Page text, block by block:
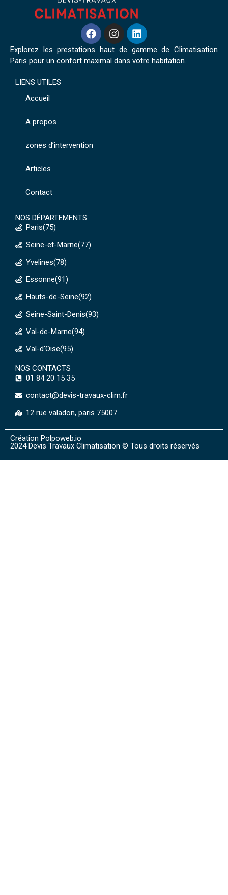
Explorez les prestations haut de gamme de Climatisation
Paris pour un confort maximal dans votre habitation.
LIENS UTILES
Accueil
A propos
zones d’intervention
Articles
Contact
NOS DÉPARTEMENTS
Paris(75)
Seine-et-Marne(77)
Yvelines(78)
Essonne(91)
Hauts-de-Seine(92)
Seine-Saint-Denis(93)
Val-de-Marne(94)
Val-d'Oise(95)
NOS CONTACTS
01 84 20 15 35
contact@devis-travaux-clim.fr
12 rue valadon, paris 75007
Création Polpoweb.io
2024 Devis Travaux Climatisation © Tous droits réservés